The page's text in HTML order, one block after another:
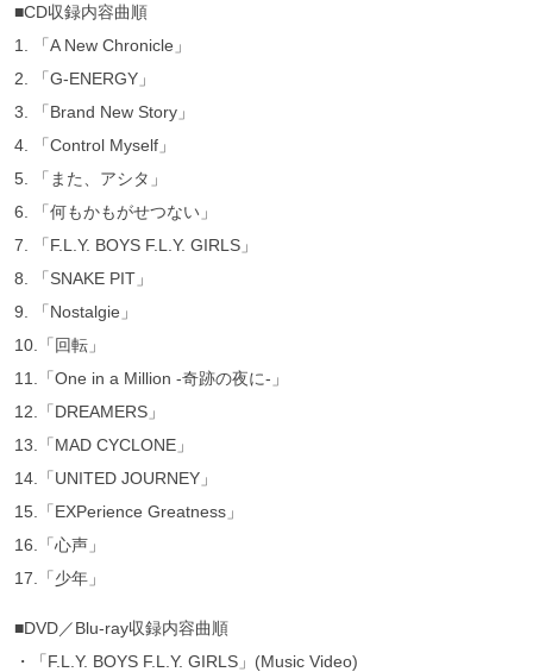
■CD収録内容曲順
1. 「A New Chronicle」
2. 「G-ENERGY」
3. 「Brand New Story」
4. 「Control Myself」
5. 「また、アシタ」
6. 「何もかもがせつない」
7. 「F.L.Y. BOYS F.L.Y. GIRLS」
8. 「SNAKE PIT」
9. 「Nostalgie」
10.「回転」
11.「One in a Million -奇跡の夜に-」
12.「DREAMERS」
13.「MAD CYCLONE」
14.「UNITED JOURNEY」
15.「EXPerience Greatness」
16.「心声」
17.「少年」
■DVD／Blu-ray収録内容曲順
・「F.L.Y. BOYS F.L.Y. GIRLS」(Music Video)